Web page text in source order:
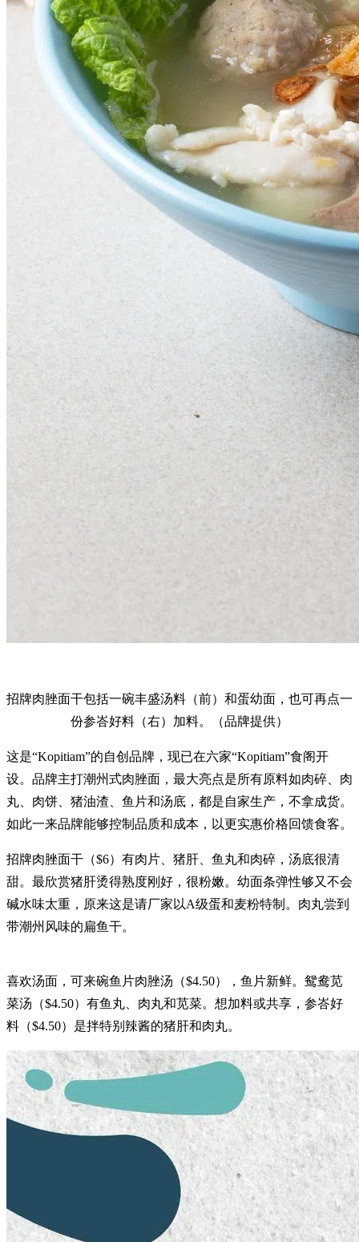
招牌肉脞面干包括一碗丰盛汤料（前）和蛋幼面，也可再点一
份参峇好料（右）加料。（品牌提供）
这是“Kopitiam”的自创品牌，现已在六家“Kopitiam”食阁开
设。品牌主打潮州式肉脞面，最大亮点是所有原料如肉碎、肉
丸、肉饼、猪油渣、鱼片和汤底，都是自家生产，不拿成货。
如此一来品牌能够控制品质和成本，以更实惠价格回馈食客。
招牌肉脞面干（$6）有肉片、猪肝、鱼丸和肉碎，汤底很清
甜。最欣赏猪肝烫得熟度刚好，很粉嫩。幼面条弹性够又不会
碱水味太重，原来这是请厂家以A级蛋和麦粉特制。肉丸尝到
带潮州风味的扁鱼干。
喜欢汤面，可来碗鱼片肉脞汤（$4.50），鱼片新鲜。鸳鸯苋
菜汤（$4.50）有鱼丸、肉丸和苋菜。想加料或共享，参峇好
料（$4.50）是拌特别辣酱的猪肝和肉丸。